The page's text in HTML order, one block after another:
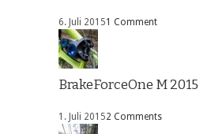
6. Juli 20151 Comment
BrakeForceOne M 2015
1. Juli 20152 Comments